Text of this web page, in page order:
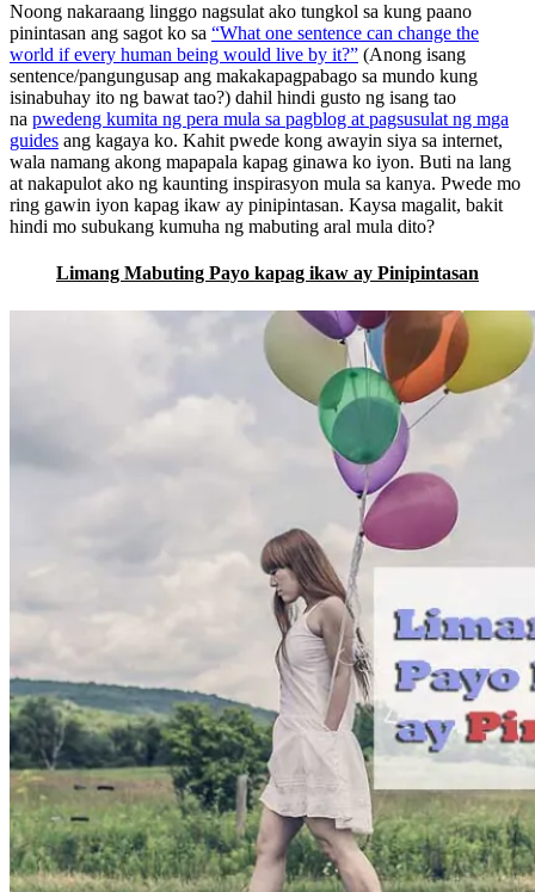
Noong nakaraang linggo nagsulat ako tungkol sa kung paano
pinintasan ang sagot ko sa “What one sentence can change the
world if every human being would live by it?” (Anong isang
sentence/pangungusap ang makakapagpabago sa mundo kung
isinabuhay ito ng bawat tao?) dahil hindi gusto ng isang tao
na pwedeng kumita ng pera mula sa pagblog at pagsusulat ng mga
guides ang kagaya ko. Kahit pwede kong awayin siya sa internet,
wala namang akong mapapala kapag ginawa ko iyon. Buti na lang
at nakapulot ako ng kaunting inspirasyon mula sa kanya. Pwede mo
ring gawin iyon kapag ikaw ay pinipintasan. Kaysa magalit, bakit
hindi mo subukang kumuha ng mabuting aral mula dito?
Limang Mabuting Payo kapag ikaw ay Pinipintasan